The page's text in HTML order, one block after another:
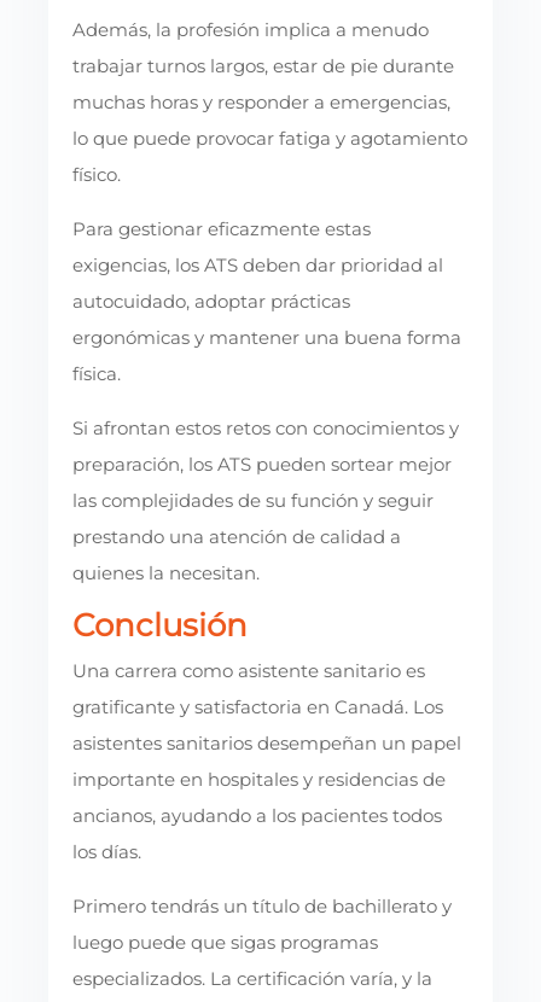
Además, la profesión implica a menudo
trabajar turnos largos, estar de pie durante
muchas horas y responder a emergencias,
lo que puede provocar fatiga y agotamiento
físico.
Para gestionar eficazmente estas
exigencias, los ATS deben dar prioridad al
autocuidado, adoptar prácticas
ergonómicas y mantener una buena forma
física.
Si afrontan estos retos con conocimientos y
preparación, los ATS pueden sortear mejor
las complejidades de su función y seguir
prestando una atención de calidad a
quienes la necesitan.
Conclusión
Una carrera como asistente sanitario es
gratificante y satisfactoria en Canadá. Los
asistentes sanitarios desempeñan un papel
importante en hospitales y residencias de
ancianos, ayudando a los pacientes todos
los días.
Primero tendrás un título de bachillerato y
luego puede que sigas programas
especializados. La certificación varía, y la